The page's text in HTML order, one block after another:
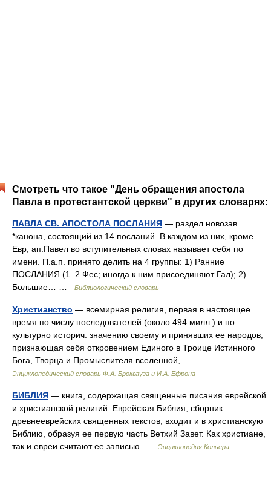
Смотреть что такое "День обращения апостола
Павла в протестантской церкви" в других словарях:
ПАВЛА СВ. АПОСТОЛА ПОСЛАНИЯ — раздел новозав.
*канона, состоящий из 14 посланий. В каждом из них, кроме
Евр, ап.Павел во вступительных словах называет себя по
имени. П.а.п. принято делить на 4 группы: 1) Ранние
ПОСЛАНИЯ (1–2 Фес; иногда к ним присоединяют Гал); 2)
Большие… …
Библиологический словарь
Христианство — всемирная религия, первая в настоящее
время по числу последователей (около 494 милл.) и по
культурно историч. значению своему и принявших ее народов,
признающая себя откровением Единого в Троице Истинного
Бога, Творца и Промыслителя вселенной,… …
Энциклопедический словарь Ф.А. Брокгауза и И.А. Ефрона
БИБЛИЯ — книга, содержащая священные писания еврейской
и христианской религий. Еврейская Библия, сборник
древнееврейских священных текстов, входит и в христианскую
Библию, образуя ее первую часть Ветхий Завет. Как христиане,
так и евреи считают ее записью …
Энциклопедия Кольера